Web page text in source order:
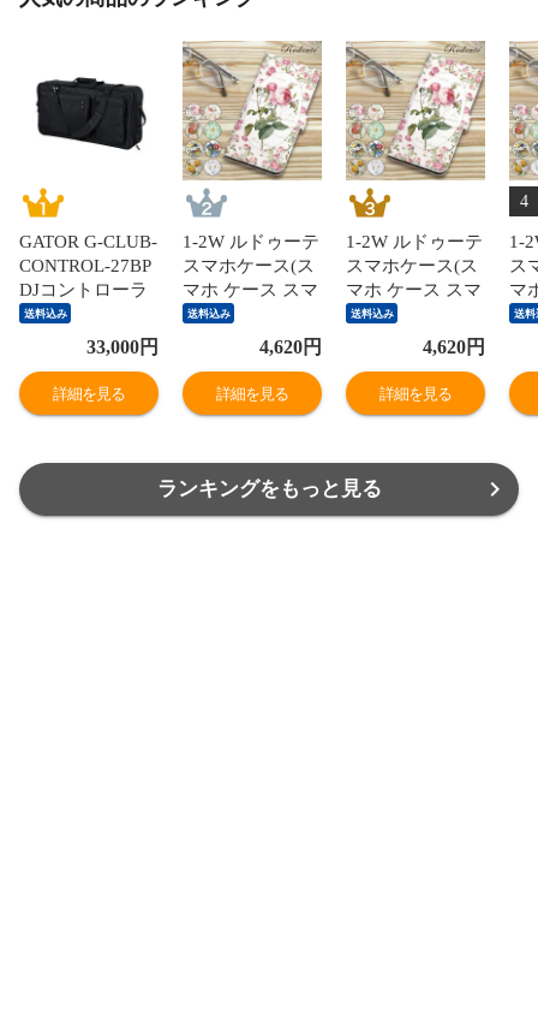
GATOR G-CLUB-
CONTROL-27BP
DJコントローラ
ーバッグ
送料込み
33,000円
詳細を見る
1-2W ルドゥーテ
スマホケース(ス
マホ ケース スマ
ホケース手帳型
全機種対応 全機
種 花柄 フラワー
モチーフ かわい
い) ※1枚目の画
が異なる場合が
送料込み
4,620円
詳細を見る
1-2W ルドゥーテ
スマホケース(ス
マホ ケース スマ
ホケース手帳型
全機種対応 全機
種 花柄 フラワー
モチーフ かわい
い) ※1枚目の画
が異なる場合が
送料込み
4,620円
詳細を見る
4
1-
ス
マ
ホ
モ
い
が
ご
送料
ランキングをもっと見る